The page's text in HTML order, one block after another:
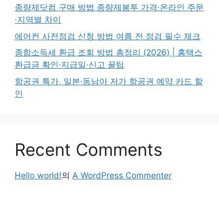
종량제닷컴 구매 방법 종량제봉투 가격·온라인 주문
·지역별 차이
에어컨 사전점검 신청 방법 여름 전 점검 필수 체크
종합소득세 환급 조회 방법 총정리 (2026) | 홈택스
환급금 확인·지급일·신고 꿀팁
항공권 특가, 일본·동남아 저가 항공권 예약 카드 할
인
Recent Comments
Hello world!의 A WordPress Commenter